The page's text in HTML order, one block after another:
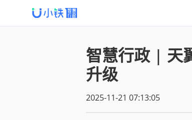
智慧行政 | 天
升级
2025-11-21 07:13:05